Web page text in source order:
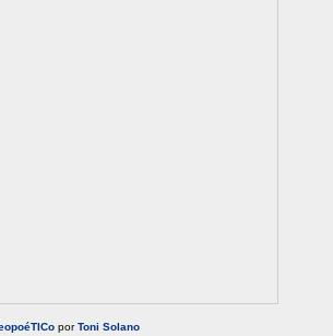
porToni Solano